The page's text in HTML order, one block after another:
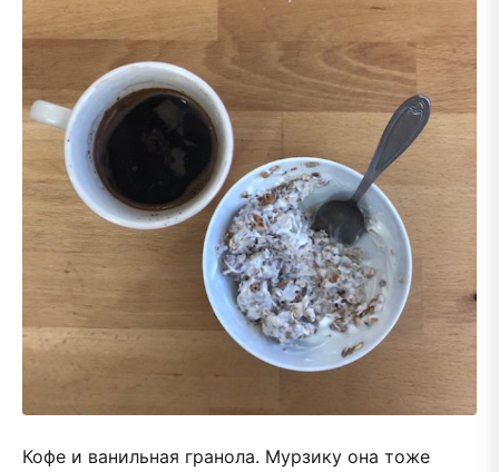
Кофе и ванильная гранола. Мурзику она тоже